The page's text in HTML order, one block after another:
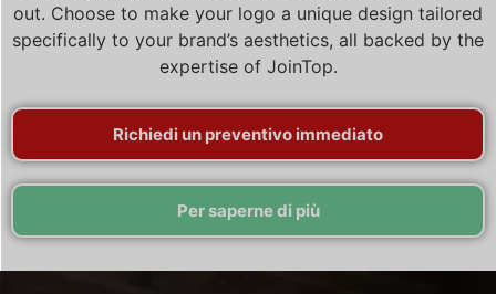
out. Choose to make your logo a unique design tailored
specifically to your brand’s aesthetics, all backed by the
expertise of JoinTop.
Richiedi un preventivo immediato
Per saperne di più